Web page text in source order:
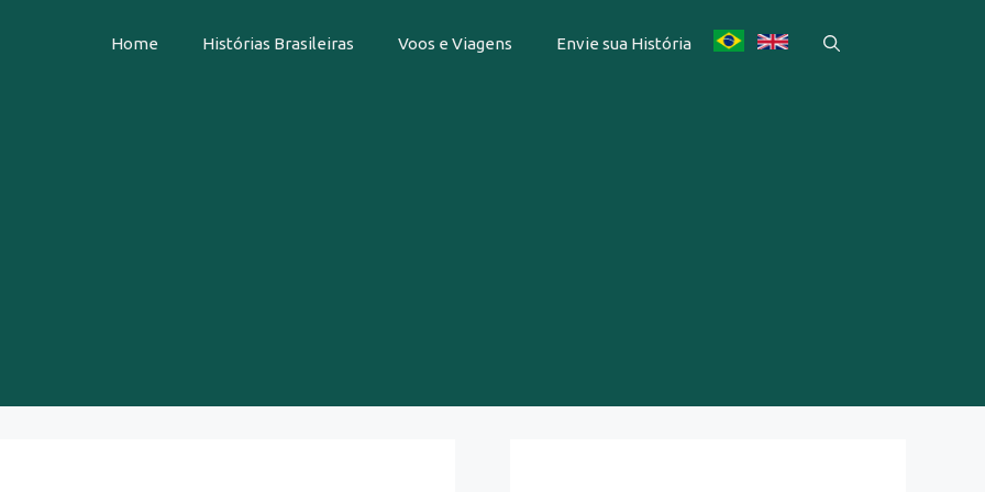
Home Histórias Brasileiras Voos e Viagens Envie sua História